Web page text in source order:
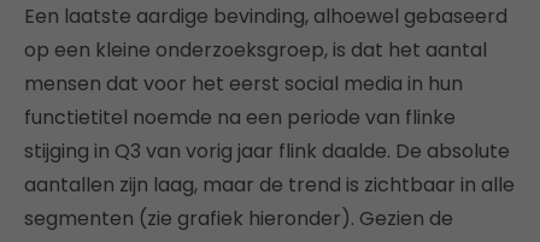
Een laatste aardige bevinding, alhoewel gebaseerd
op een kleine onderzoeksgroep, is dat het aantal
mensen dat voor het eerst social media in hun
functietitel noemde na een periode van flinke
stijging in Q3 van vorig jaar flink daalde. De absolute
aantallen zijn laag, maar de trend is zichtbaar in alle
segmenten (zie grafiek hieronder). Gezien de